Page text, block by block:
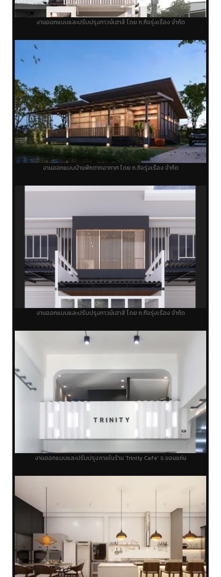
งานออกแบบและปรับปรุงทาวน์เฮาส์ โดย ก.กิจรุ่งเรือง จำกัด
งานออกแบบบ้านพักตากอากาศ โดย ก.กิจรุ่งเรือง จำกัด
งานออกแบบและปรับปรุงทาวน์เฮาส์ โดย ก.กิจรุ่งเรือง จำกัด
งานออกแบบและปรับปรุงภายในร้าน Trinity Cafe' จ.ขอนแก่น